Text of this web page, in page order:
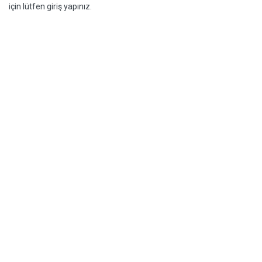
için lütfen giriş yapınız.